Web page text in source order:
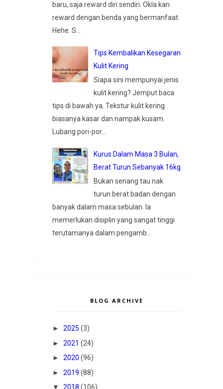
baru, saja reward diri sendiri. Okla kan
reward dengan benda yang bermanfaat.
Hehe. S...
Tips Kembalikan Kesegaran
Kulit Kering
Siapa sini mempunyai jenis
kulit kering? Jemput baca
tips di bawah ya. Tekstur kulit kering
biasanya kasar dan nampak kusam.
Lubang pori-por...
Kurus Dalam Masa 3 Bulan,
Berat Turun Sebanyak 16kg
Bukan senang tau nak
turun berat badan dengan
banyak dalam masa sebulan. Ia
memerlukan disiplin yang sangat tinggi
terutamanya dalam pengamb...
BLOG ARCHIVE
► 2025 (3)
► 2021 (24)
► 2020 (96)
► 2019 (88)
▼
2018 (106)